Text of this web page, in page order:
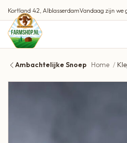
Kortland 42, AlblasserdamVandaag zijn we
Ambachtelijke Snoep Home